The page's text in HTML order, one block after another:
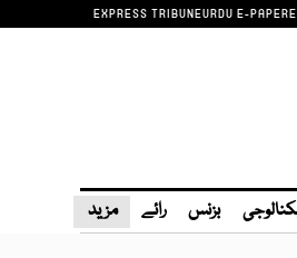
EXPRESS TRIBUNEURDU E-PAPER
بزنس رائے مزید